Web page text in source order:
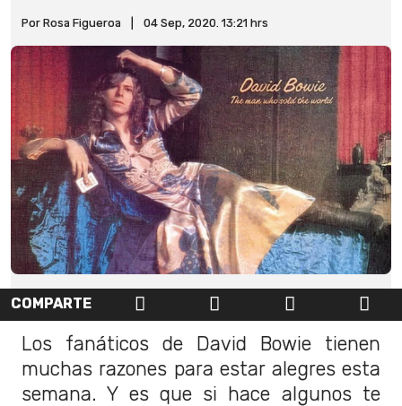
Por Rosa Figueroa 04 Sep, 2020. 13:21 hrs
COMPARTE
Los fanáticos de David Bowie tienen
muchas razones para estar alegres esta
semana. Y es que si hace algunos te